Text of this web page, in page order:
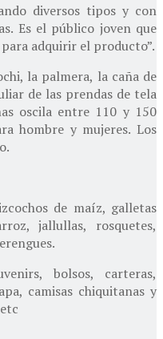
diversos tipos y con
Es el público joven que
adquirir el producto”.
la palmera, la caña de
de las prendas de tela
oscila entre 110 y 150
hombre y mujeres. Los
de maíz, galletas
jallullas, rosquetes,
bolsos, carteras,
camisas chiquitanas y